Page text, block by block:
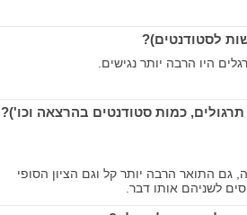
לסטודנטים)?
היו הרבה יותר נגישים.
כמות סטודנטים בהרצאה וכו')?
גם התואר הרבה יותר קל וגם הציון הסופי
לשניהם אותו דבר.